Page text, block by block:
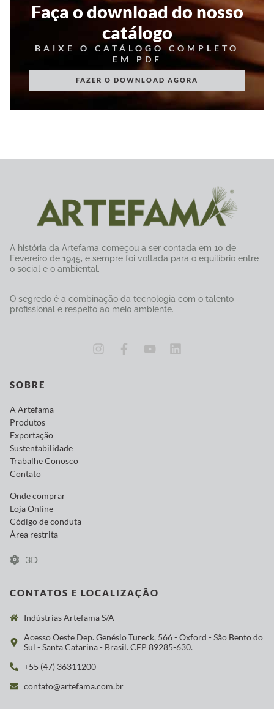
Faça o download do nosso
catálogo
BAIXE O CATÁLOGO COMPLETO
EM PDF
FAZER O DOWNLOAD AGORA
A história da Artefama começou a ser contada em 10 de
Fevereiro de 1945, e sempre foi voltada para o equilíbrio entre
o social e o ambiental.
O segredo é a combinação da tecnologia com o talento
profissional e respeito ao meio ambiente.
SOBRE
A Artefama
Produtos
Exportação
Sustentabilidade
Trabalhe Conosco
Contato
Onde comprar
Loja Online
Código de conduta
Área restrita
3D
CONTATOS E LOCALIZAÇÃO
Indústrias Artefama S/A
Acesso Oeste Dep. Genésio Tureck, 566 - Oxford - São Bento do
Sul - Santa Catarina - Brasil. CEP 89285-630.
+55 (47) 36311200
contato@artefama.com.br